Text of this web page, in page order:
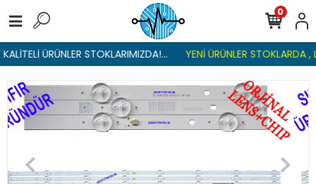
ÜRÜNLER STOKLARIMIZDA!... YENİ ÜRÜNLER STOKLARDA ,
0